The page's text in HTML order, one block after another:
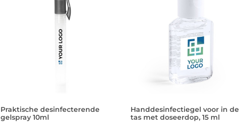
Praktische desinfecterende
gelspray 10ml
Handdesinfectiegel voor in de
tas met doseerdop, 15 ml